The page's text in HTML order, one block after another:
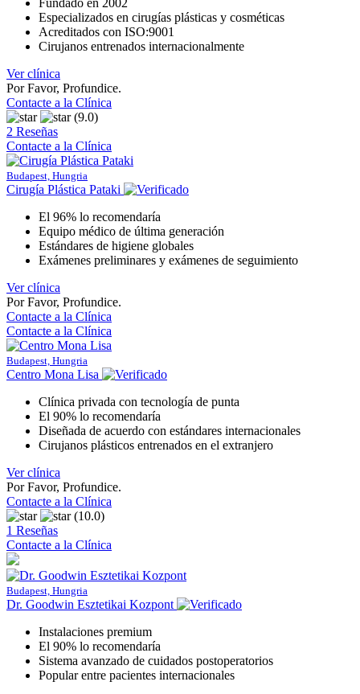
Especializados en cirugías plásticas y cosméticas
Acreditados con ISO:9001
Cirujanos entrenados internacionalmente
Ver clínica
Por Favor, Profundice.
Contacte a la Clínica
(9.0)
2 Reseñas
Contacte a la Clínica
Budapest, Hungria
Cirugía Plástica Pataki
El 96% lo recomendaría
Equipo médico de última generación
Estándares de higiene globales
Exámenes preliminares y exámenes de seguimiento
Ver clínica
Por Favor, Profundice.
Contacte a la Clínica
Contacte a la Clínica
Budapest, Hungria
Centro Mona Lisa
Clínica privada con tecnología de punta
El 90% lo recomendaría
Diseñada de acuerdo con estándares internacionales
Cirujanos plásticos entrenados en el extranjero
Ver clínica
Por Favor, Profundice.
Contacte a la Clínica
(10.0)
1 Reseñas
Contacte a la Clínica
Budapest, Hungria
Dr. Goodwin Esztetikai Kozpont
Instalaciones premium
El 90% lo recomendaría
Sistema avanzado de cuidados postoperatorios
Popular entre pacientes internacionales